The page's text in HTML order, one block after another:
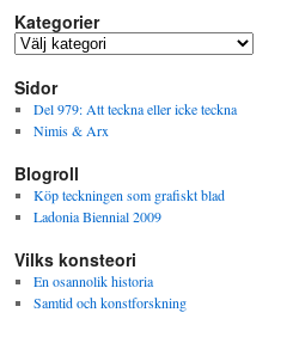
o
g
a
r
k
v
Kategorier
K
t
e
g
r
i
e
Sidor
Del 979: Att teckna eller icke teckna
Nimis & Arx
Blogroll
Köp teckningen som grafiskt blad
Ladonia Biennial 2009
Vilks konsteori
En osannolik historia
Samtid och konstforskning